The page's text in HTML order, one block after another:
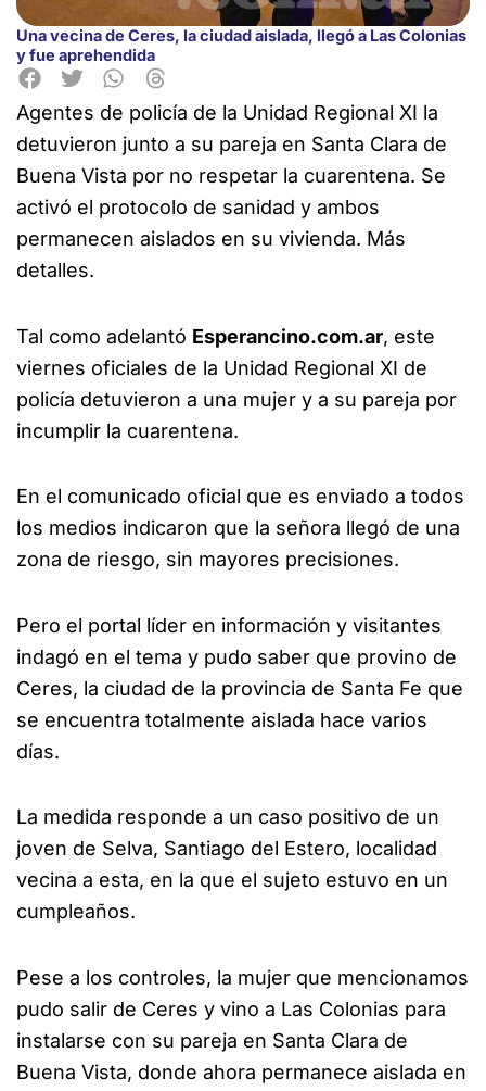
Una vecina de Ceres, la ciudad aislada, llegó a Las Colonias
y fue aprehendida
Agentes de policía de la Unidad Regional XI la
detuvieron junto a su pareja en Santa Clara de
Buena Vista por no respetar la cuarentena. Se
activó el protocolo de sanidad y ambos
permanecen aislados en su vivienda. Más
detalles.
Tal como adelantó Esperancino.com.ar, este
viernes oficiales de la Unidad Regional XI de
policía detuvieron a una mujer y a su pareja por
incumplir la cuarentena.
En el comunicado oficial que es enviado a todos
los medios indicaron que la señora llegó de una
zona de riesgo, sin mayores precisiones.
Pero el portal líder en información y visitantes
indagó en el tema y pudo saber que provino de
Ceres, la ciudad de la provincia de Santa Fe que
se encuentra totalmente aislada hace varios
días.
La medida responde a un caso positivo de un
joven de Selva, Santiago del Estero, localidad
vecina a esta, en la que el sujeto estuvo en un
cumpleaños.
Pese a los controles, la mujer que mencionamos
pudo salir de Ceres y vino a Las Colonias para
instalarse con su pareja en Santa Clara de
Buena Vista, donde ahora permanece aislada en